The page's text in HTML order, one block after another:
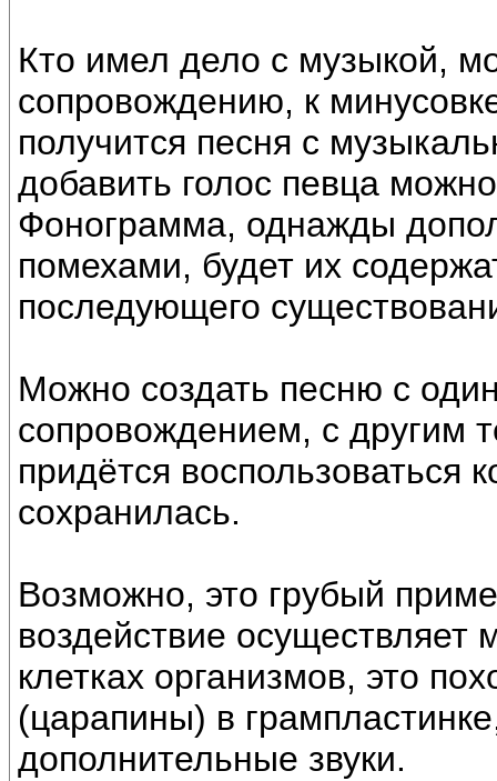
Кто имел дело с музыкой,
сопровождению, к
получится песня с
добавить голос певца
Фонограмма, однажды
помехами, будет их
последующего
Можно создать песню с
сопровождением, с другим
придётся воспользоваться
сохранилась.
Возможно, это грубый
воздействие
клетках организмов, это
(царапины) в
дополнительные звуки.